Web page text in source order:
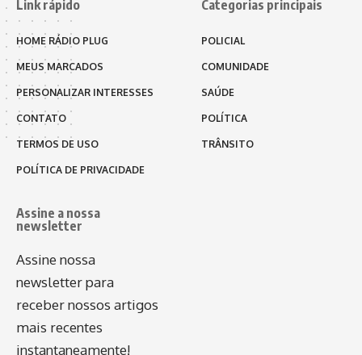
Link rápido
HOME RÁDIO PLUG
MEUS MARCADOS
PERSONALIZAR INTERESSES
CONTATO
TERMOS DE USO
POLÍTICA DE PRIVACIDADE
Categorias principais
POLICIAL
COMUNIDADE
SAÚDE
POLÍTICA
TRÂNSITO
Assine a nossa
newsletter
Assine nossa
newsletter para
receber nossos artigos
mais recentes
instantaneamente!